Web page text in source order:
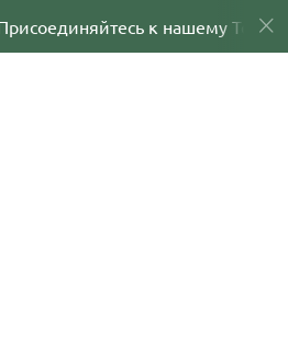
к нашему Телеграмм